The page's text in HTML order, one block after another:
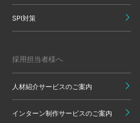
SPI対策
採用担当者様へ
人材紹介サービスのご案内
インターン制作サービスのご案内